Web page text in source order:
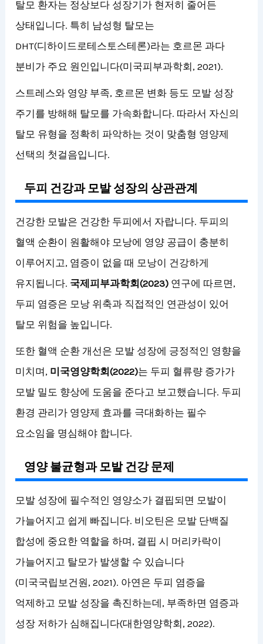
탈모 환자는 정상보다 성장기가 현저히 줄어든
상태입니다. 특히 남성형 탈모는
DHT(디하이드로테스토스테론)라는 호르몬 과다
분비가 주요 원인입니다(미국피부과학회, 2021).
스트레스와 영양 부족, 호르몬 변화 등도 모발 성장
주기를 방해해 탈모를 가속화합니다. 따라서 자신의
탈모 유형을 정확히 파악하는 것이 맞춤형 영양제
선택의 첫걸음입니다.
두피 건강과 모발 성장의 상관관계
건강한 모발은 건강한 두피에서 자랍니다. 두피의
혈액 순환이 원활해야 모낭에 영양 공급이 충분히
이루어지고, 염증이 없을 때 모낭이 건강하게
유지됩니다. 국제피부과학회(2023) 연구에 따르면,
두피 염증은 모낭 위축과 직접적인 연관성이 있어
탈모 위험을 높입니다.
또한 혈액 순환 개선은 모발 성장에 긍정적인 영향을
미치며, 미국영양학회(2022)는 두피 혈류량 증가가
모발 밀도 향상에 도움을 준다고 보고했습니다. 두피
환경 관리가 영양제 효과를 극대화하는 필수
요소임을 명심해야 합니다.
영양 불균형과 모발 건강 문제
모발 성장에 필수적인 영양소가 결핍되면 모발이
가늘어지고 쉽게 빠집니다. 비오틴은 모발 단백질
합성에 중요한 역할을 하며, 결핍 시 머리카락이
가늘어지고 탈모가 발생할 수 있습니다
(미국국립보건원, 2021). 아연은 두피 염증을
억제하고 모발 성장을 촉진하는데, 부족하면 염증과
성장 저하가 심해집니다(대한영양학회, 2022).